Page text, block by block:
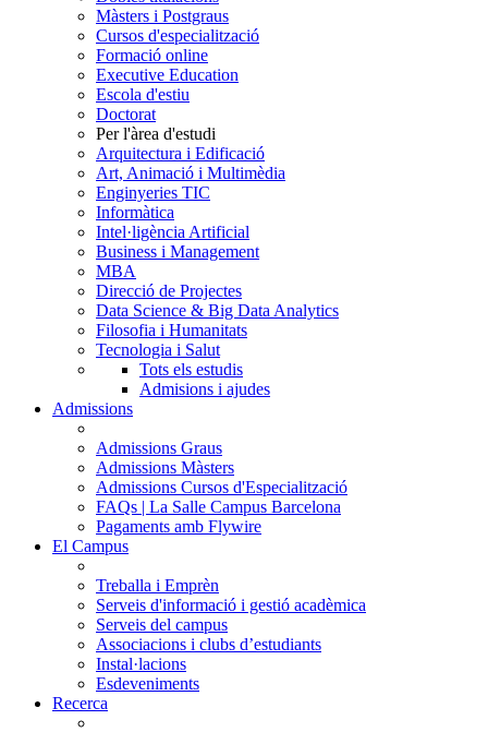
Màsters i Postgraus
Cursos d'especialització
Formació online
Executive Education
Escola d'estiu
Doctorat
Per l'àrea d'estudi
Arquitectura i Edificació
Art, Animació i Multimèdia
Enginyeries TIC
Informàtica
Intel·ligència Artificial
Business i Management
MBA
Direcció de Projectes
Data Science & Big Data Analytics
Filosofia i Humanitats
Tecnologia i Salut
Tots els estudis
Admisions i ajudes
Admissions
Admissions Graus
Admissions Màsters
Admissions Cursos d'Especialització
FAQs | La Salle Campus Barcelona
Pagaments amb Flywire
El Campus
Treballa i Emprèn
Serveis d'informació i gestió acadèmica
Serveis del campus
Associacions i clubs d’estudiants
Instal·lacions
Esdeveniments
Recerca